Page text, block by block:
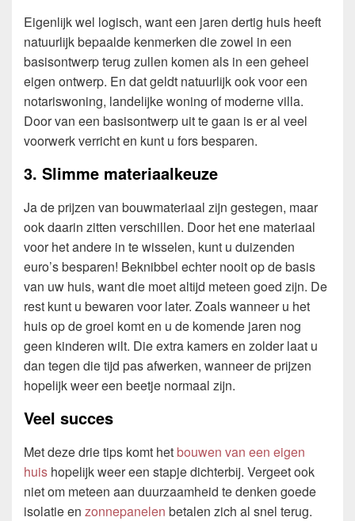
Eigenlijk wel logisch, want een jaren dertig huis heeft
natuurlijk bepaalde kenmerken die zowel in een
basisontwerp terug zullen komen als in een geheel
eigen ontwerp. En dat geldt natuurlijk ook voor een
notariswoning, landelijke woning of moderne villa.
Door van een basisontwerp uit te gaan is er al veel
voorwerk verricht en kunt u fors besparen.
3. Slimme materiaalkeuze
Ja de prijzen van bouwmateriaal zijn gestegen, maar
ook daarin zitten verschillen. Door het ene materiaal
voor het andere in te wisselen, kunt u duizenden
euro’s besparen! Beknibbel echter nooit op de basis
van uw huis, want die moet altijd meteen goed zijn. De
rest kunt u bewaren voor later. Zoals wanneer u het
huis op de groei komt en u de komende jaren nog
geen kinderen wilt. Die extra kamers en zolder laat u
dan tegen die tijd pas afwerken, wanneer de prijzen
hopelijk weer een beetje normaal zijn.
Veel succes
Met deze drie tips komt hetbouwen van een eigen
huis hopelijk weer een stapje dichterbij. Vergeet ook
niet om meteen aan duurzaamheid te denken goede
isolatie en zonnepanelen betalen zich al snel terug.